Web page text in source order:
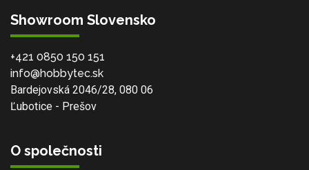
Showroom Slovensko
+421 0850 150 151
info@hobbytec.sk
Bardejovská 2046/28, 080 06
Ľubotice - Prešov
O společnosti